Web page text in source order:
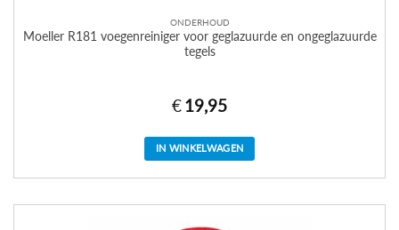
ONDERHOUD
Moeller R181 voegenreiniger voor geglazuurde en ongeglazuurde
tegels
€19,95
IN WINKELWAGEN